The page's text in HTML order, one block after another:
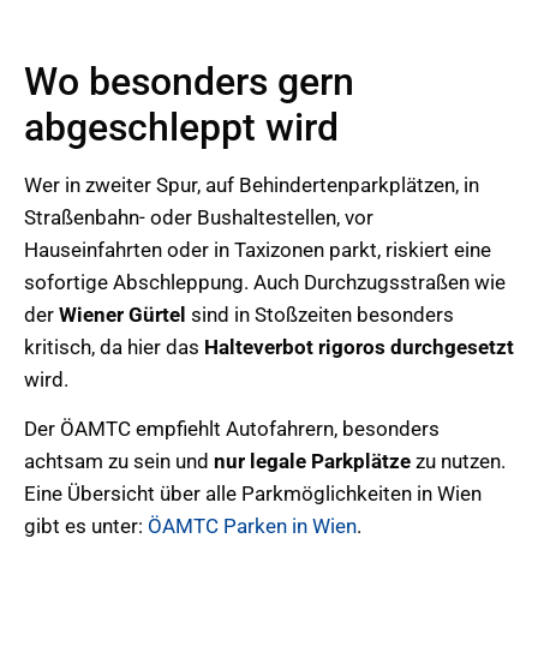
Wo besonders gern
abgeschleppt wird
Wer in zweiter Spur, auf Behindertenparkplätzen, in
Straßenbahn- oder Bushaltestellen, vor
Hauseinfahrten oder in Taxizonen parkt, riskiert eine
sofortige Abschleppung. Auch Durchzugsstraßen wie
der Wiener Gürtel sind in Stoßzeiten besonders
kritisch, da hier das Halteverbot rigoros durchgesetzt
wird.
Der ÖAMTC empfiehlt Autofahrern, besonders
achtsam zu sein und nur legale Parkplätze zu nutzen.
Eine Übersicht über alle Parkmöglichkeiten in Wien
gibt es unter: ÖAMTC Parken in Wien.